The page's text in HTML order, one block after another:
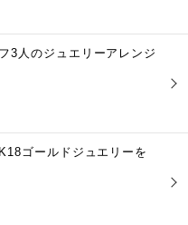
3人のジュエリーアレンジ
ゴールドジュエリーを